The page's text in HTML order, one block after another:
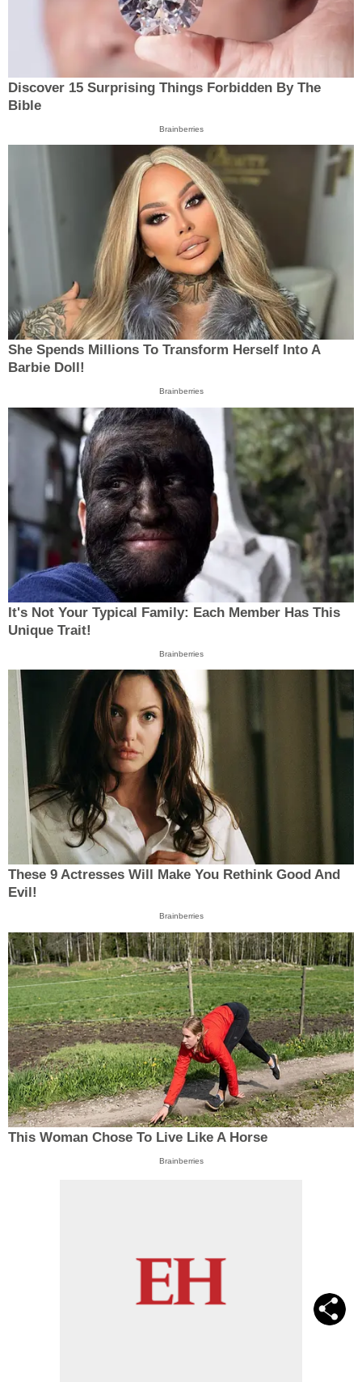
Discover 15 Surprising Things Forbidden By The
Bible
Brainberries
She Spends Millions To Transform Herself Into A
Barbie Doll!
Brainberries
It's Not Your Typical Family: Each Member Has This
Unique Trait!
Brainberries
These 9 Actresses Will Make You Rethink Good And
Evil!
Brainberries
This Woman Chose To Live Like A Horse
Brainberries